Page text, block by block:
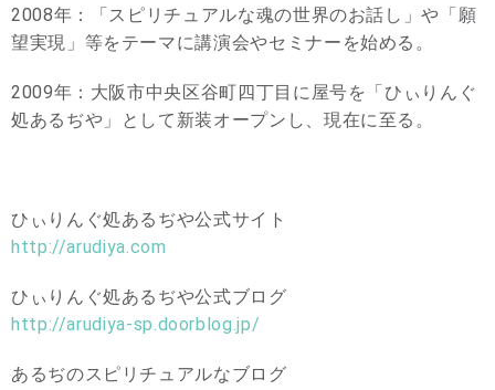
2008年：「スピリチュアルな魂の世界のお話し」や「願
望実現」等をテーマに講演会やセミナーを始める。
2009年：大阪市中央区谷町四丁目に屋号を「ひぃりんぐ
処あるぢや」として新装オープンし、現在に至る。
ひぃりんぐ処あるぢや公式サイト
http://arudiya.com
ひぃりんぐ処あるぢや公式ブログ
http://arudiya-sp.doorblog.jp/
あるぢのスピリチュアルなブログ